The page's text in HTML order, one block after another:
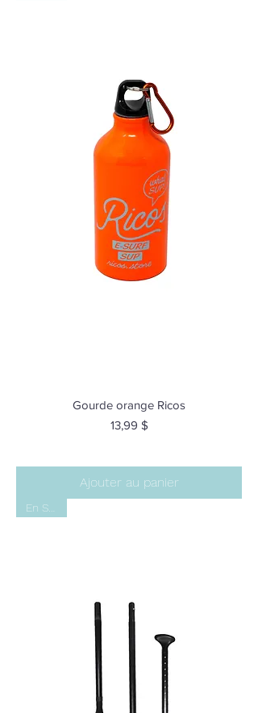
Gourde orange Ricos
Prix
13,99 $
Ajouter au panier